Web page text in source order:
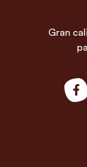
Gran